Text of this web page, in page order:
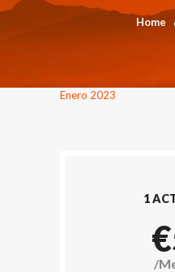
Home
Enero 2023
1
/